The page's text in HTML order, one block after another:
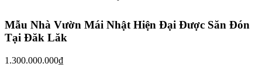
Mẫu Nhà Vườn Mái Nhật Hiện Đại Được Săn Đón
Tại Đăk Lăk
1.300.000.000₫